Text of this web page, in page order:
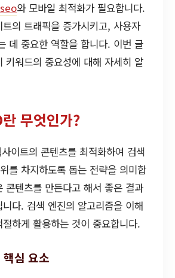
와 모바일 최적화가 필요합니다.
의 트래픽을 증가시키고, 사용자
데 중요한 역할을 합니다. 이번 글
키워드의 중요성에 대해 자세히 알
무엇인가?
이트의 콘텐츠를 최적화하여 검색
를 차지하도록 돕는 전략을 의미합
콘텐츠를 만든다고 해서 좋은 결과
다. 검색 엔진의 알고리즘을 이해
하게 활용하는 것이 중요합니다.
심 요소